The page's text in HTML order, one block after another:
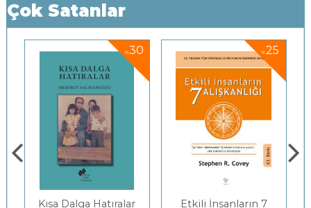
Çok Satanlar
30
Etkili İnsanların 7
Gençlerle Baş Başa: